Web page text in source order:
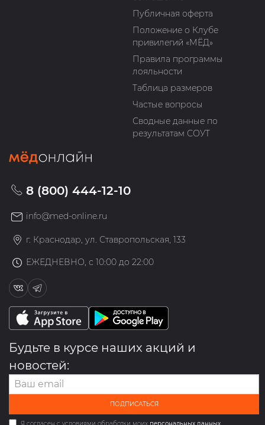
Публичная оферта
Положение о Клубе
привилегий «МЁД»
Правила программы
лояльности
Таблица размеров
Частые вопросы
Сводные данные по
результатам СОУТ
8 (800) 444-12-10
info@med-online.ru
г. Краснодар, ул. Ставропольская, 133
ЕЖЕДНЕВНО, с 10:00 до 22:00
Будьте в курсе наших акций и
новостей:
ПОДПИСАТЬСЯ